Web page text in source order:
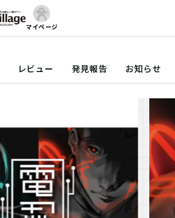
マイページ
レビュー 発見報告 お知らせ